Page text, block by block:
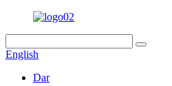
English
Dar